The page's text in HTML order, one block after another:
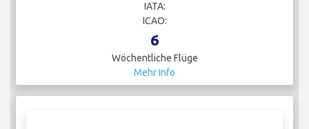
IATA:
ICAO:
6
Wöchentliche Flüge
Mehr Info